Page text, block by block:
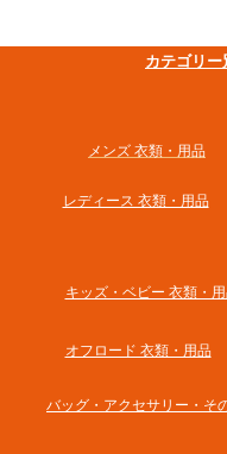
カテゴリ
メンズ 衣類・用品
​レディース 衣類・用品
キッズ・ベビー 衣類・
オフロード 衣類・用品
バッグ・アクセサリー・そ